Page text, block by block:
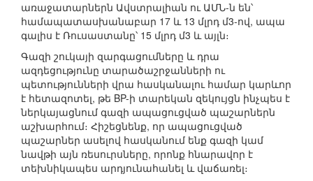
առաջատարներն Ավստրալիան ու ԱՄՆ-ն են՝
համապատասխանաբար 17 և 13 մլրդ մ3-ով, ապա
գալիս է Ռուսաստանը՝ 15 մլրդ մ3 և այլն։
Գազի շուկայի զարգացումները և դրա
ազդեցությունը տարածաշրջանների ու
պետությունների վրա հասկանալու համար կարևոր
է հետազոտել, թե BP-ի տարեկան զեկույցն ինչպես է
ներկայացնում գազի ապացուցված պաշարներն
աշխարհում։ Հիշեցնենք, որ ապացուցված
պաշարներ ասելով հասկանում ենք գազի կամ
նավթի այն ռեսուրսները, որոնք հնարավոր է
տեխնիկապես արդյունահանել և վաճառել։